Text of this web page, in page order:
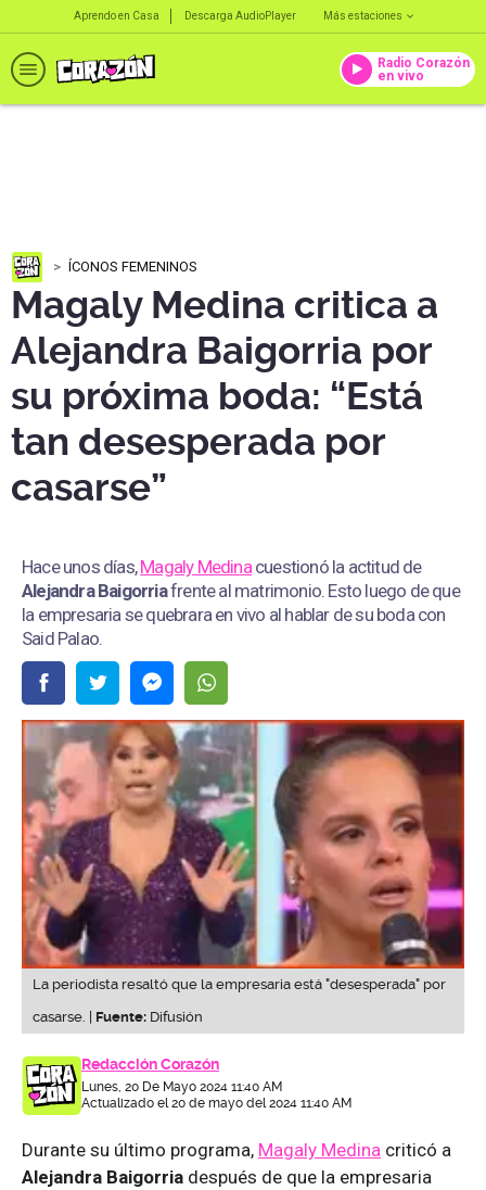
Aprendo en Casa Descarga AudioPlayer Más estaciones
Radio Corazón
en vivo
ÍCONOS FEMENINOS
Magaly Medina critica a
Alejandra Baigorria por
su próxima boda: “Está
tan desesperada por
casarse”
Hace unos días,Magaly Medinacuestionó la actitud de
Alejandra Baigorriafrente al matrimonio. Esto luego de que
la empresaria se quebrara en vivo al hablar de su boda con
Said Palao.
La periodista resaltó que la empresaria está "desesperada" por
casarse. | Fuente: Difusión
Redacción Corazón
Lunes, 20 De Mayo 2024 11:40 AM
Actualizado el 20 de mayo del 2024 11:40 AM
Durante su último programa, Magaly Medina criticó a
Alejandra Baigorria después de que la empresaria